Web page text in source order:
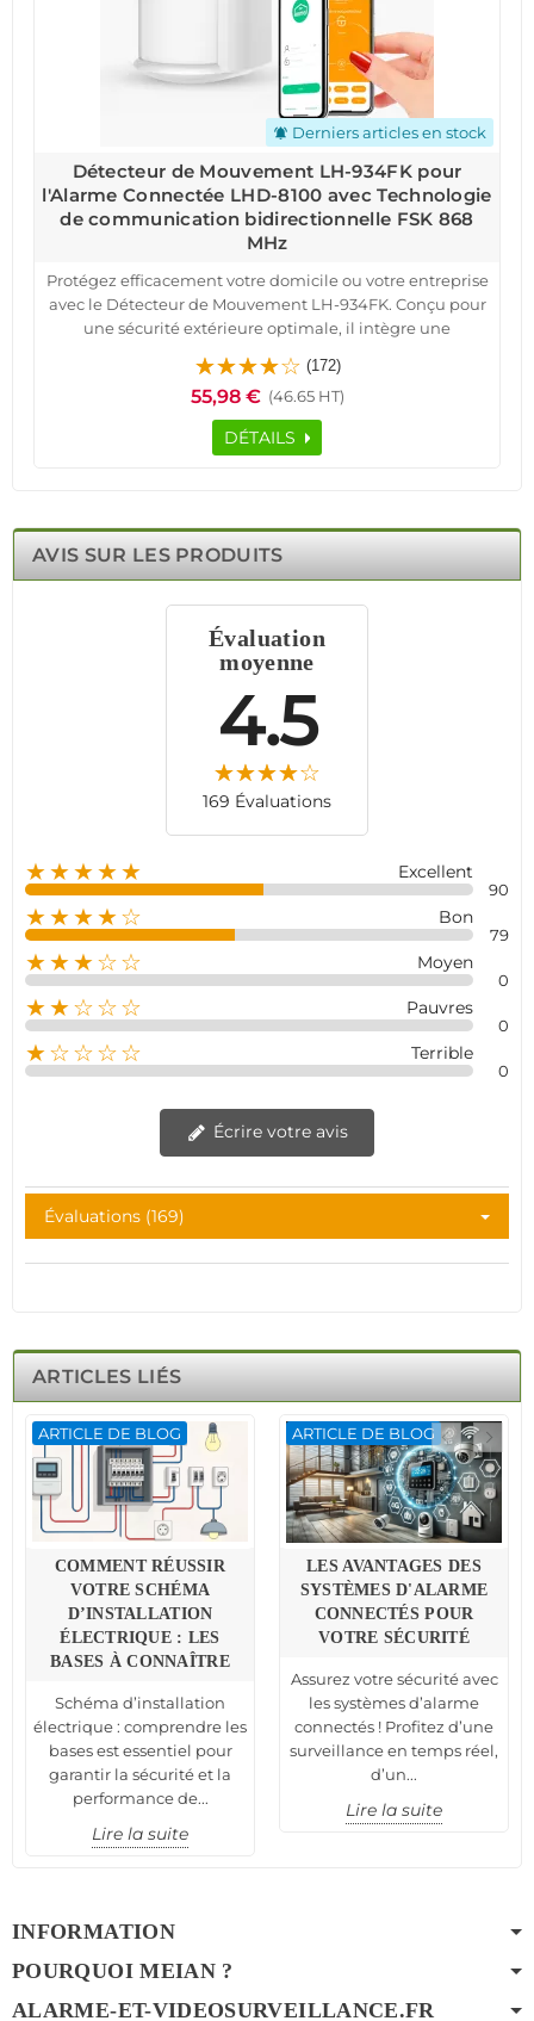
notifications_active Derniers articles en stock
Détecteur de Mouvement LH-934FK pour
l'Alarme Connectée LHD-8100 avec Technologie
de communication bidirectionnelle FSK 868
MHz
Protégez efficacement votre domicile ou votre entreprise
avec le Détecteur de Mouvement LH-934FK. Conçu pour
une sécurité extérieure optimale, il intègre une
garantissant une détection précise des mouvements
humains. Son communication bidirectionnelle FSK 868
MHz assure une connexion stable avec votre système
d’alarme.
jusqu’à 35 kg, réduisant ainsi les fausses alertes. Son
Facile à installer, le LH-934FK fonctionne sans fil et sans
abonnement, offrant une solution de sécurité fiable et
technologie de pointe !
(172)
55,98 € (46.65 HT)
DÉTAILS
AVIS SUR LES PRODUITS
Évaluation
moyenne
4.5
169 Évaluations
★★★★★ Excellent
90
★★★★☆ Bon
79
★★★☆☆ Moyen
0
★★☆☆☆ Pauvres
0
★☆☆☆☆ Terrible
0
Écrire votre avis
Évaluations (169)
ARTICLES LIÉS
ARTICLE DE BLOG
COMMENT RÉUSSIR
VOTRE SCHÉMA
D’INSTALLATION
ÉLECTRIQUE : LES
BASES À CONNAÎTRE
Schéma d’installation
électrique : comprendre les
bases est essentiel pour
garantir la sécurité et la
performance de...
Lire la suite
ARTICLE DE BLOG
LES AVANTAGES DES
SYSTÈMES D'ALARME
CONNECTÉS POUR
VOTRE SÉCURITÉ
Assurez votre sécurité avec
les systèmes d’alarme
connectés ! Profitez d’une
surveillance en temps réel,
d’un...
Lire la suite
INFORMATION
POURQUOI MEIAN ?
ALARME-ET-VIDEOSURVEILLANCE.FR